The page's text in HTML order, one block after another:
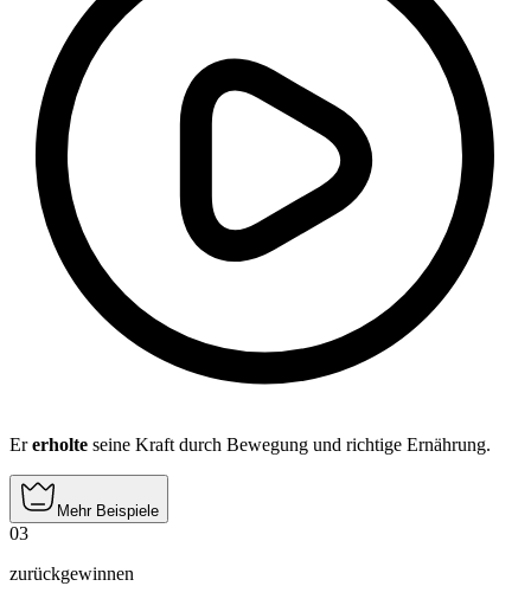
Ererholte seine Kraft durch Bewegung und richtige Ernährung.
Mehr Beispiele
03
zurückgewinnen